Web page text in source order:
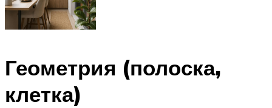
Геометрия (полоска,
клетка)